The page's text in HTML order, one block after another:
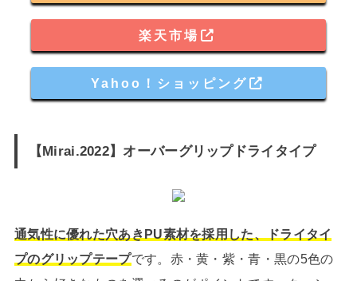
楽天市場
Yahoo！ショッピング
【Mirai.2022】オーバーグリップドライタイプ
通気性に優れた穴あきPU素材を採用した、ドライタイ
プのグリップテープです。赤・黄・紫・青・黒の5色の